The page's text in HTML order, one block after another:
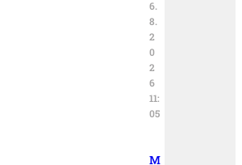
6.
8.
2
0
2
6
11:
05
M